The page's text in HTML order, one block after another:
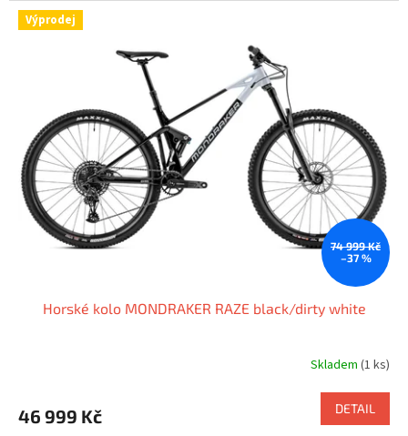
Výprodej
74 999 Kč
–37 %
Horské kolo MONDRAKER RAZE black/dirty white
Skladem (1 ks)
46 999 Kč DETAIL